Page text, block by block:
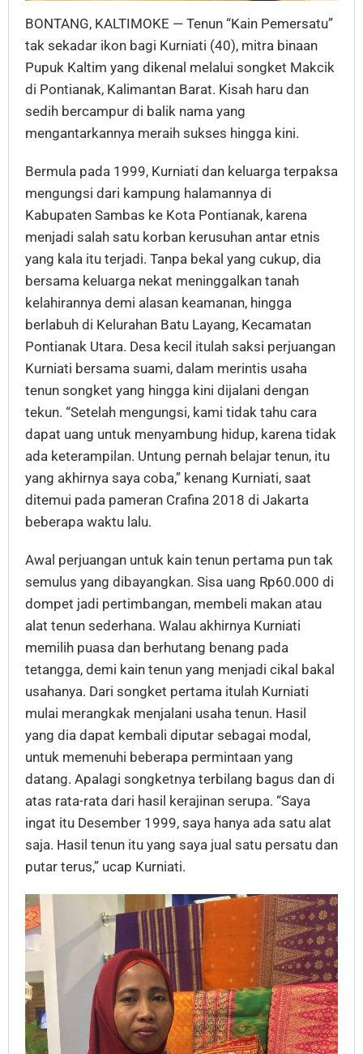
BONTANG, KALTIMOKE — Tenun “Kain Pemersatu”
tak sekadar ikon bagi Kurniati (40), mitra binaan
Pupuk Kaltim yang dikenal melalui songket Makcik
di Pontianak, Kalimantan Barat. Kisah haru dan
sedih bercampur di balik nama yang
mengantarkannya meraih sukses hingga kini.
Bermula pada 1999, Kurniati dan keluarga terpaksa
mengungsi dari kampung halamannya di
Kabupaten Sambas ke Kota Pontianak, karena
menjadi salah satu korban kerusuhan antar etnis
yang kala itu terjadi. Tanpa bekal yang cukup, dia
bersama keluarga nekat meninggalkan tanah
kelahirannya demi alasan keamanan, hingga
berlabuh di Kelurahan Batu Layang, Kecamatan
Pontianak Utara. Desa kecil itulah saksi perjuangan
Kurniati bersama suami, dalam merintis usaha
tenun songket yang hingga kini dijalani dengan
tekun. “Setelah mengungsi, kami tidak tahu cara
dapat uang untuk menyambung hidup, karena tidak
ada keterampilan. Untung pernah belajar tenun, itu
yang akhirnya saya coba,” kenang Kurniati, saat
ditemui pada pameran Crafina 2018 di Jakarta
beberapa waktu lalu.
Awal perjuangan untuk kain tenun pertama pun tak
semulus yang dibayangkan. Sisa uang Rp60.000 di
dompet jadi pertimbangan, membeli makan atau
alat tenun sederhana. Walau akhirnya Kurniati
memilih puasa dan berhutang benang pada
tetangga, demi kain tenun yang menjadi cikal bakal
usahanya. Dari songket pertama itulah Kurniati
mulai merangkak menjalani usaha tenun. Hasil
yang dia dapat kembali diputar sebagai modal,
untuk memenuhi beberapa permintaan yang
datang. Apalagi songketnya terbilang bagus dan di
atas rata-rata dari hasil kerajinan serupa. “Saya
ingat itu Desember 1999, saya hanya ada satu alat
saja. Hasil tenun itu yang saya jual satu persatu dan
putar terus,” ucap Kurniati.